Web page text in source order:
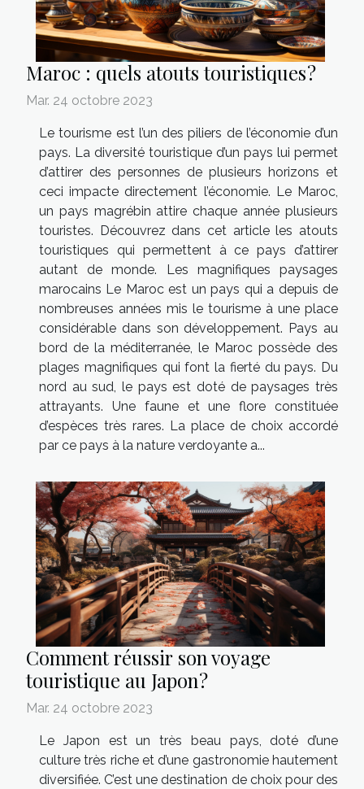
Maroc : quels atouts touristiques ?
Mar. 24 octobre 2023
Le tourisme est l’un des piliers de l’économie d’un
pays. La diversité touristique d’un pays lui permet
d’attirer des personnes de plusieurs horizons et
ceci impacte directement l’économie. Le Maroc,
un pays magrébin attire chaque année plusieurs
touristes. Découvrez dans cet article les atouts
touristiques qui permettent à ce pays d’attirer
autant de monde. Les magnifiques paysages
marocains Le Maroc est un pays qui a depuis de
nombreuses années mis le tourisme à une place
considérable dans son développement. Pays au
bord de la méditerranée, le Maroc possède des
plages magnifiques qui font la fierté du pays. Du
nord au sud, le pays est doté de paysages très
attrayants. Une faune et une flore constituée
d’espèces très rares. La place de choix accordé
par ce pays à la nature verdoyante a...
Comment réussir son voyage
touristique au Japon ?
Mar. 24 octobre 2023
Le Japon est un très beau pays, doté d’une
culture très riche et d’une gastronomie hautement
diversifiée. C’est une destination de choix pour des